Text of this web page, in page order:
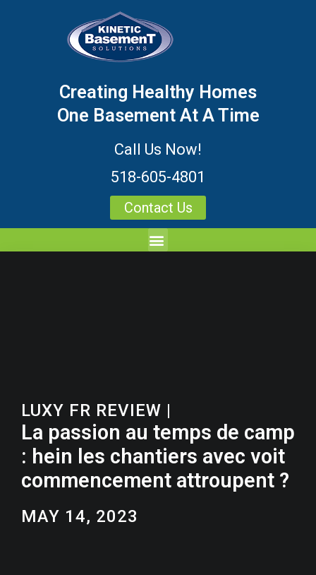
Creating Healthy Homes
One Basement At A Time
Call Us Now!
518-605-4801
Contact Us
LUXY FR REVIEW |
La passion au temps de camp
: hein les chantiers avec voit
commencement attroupent ?
MAY 14, 2023